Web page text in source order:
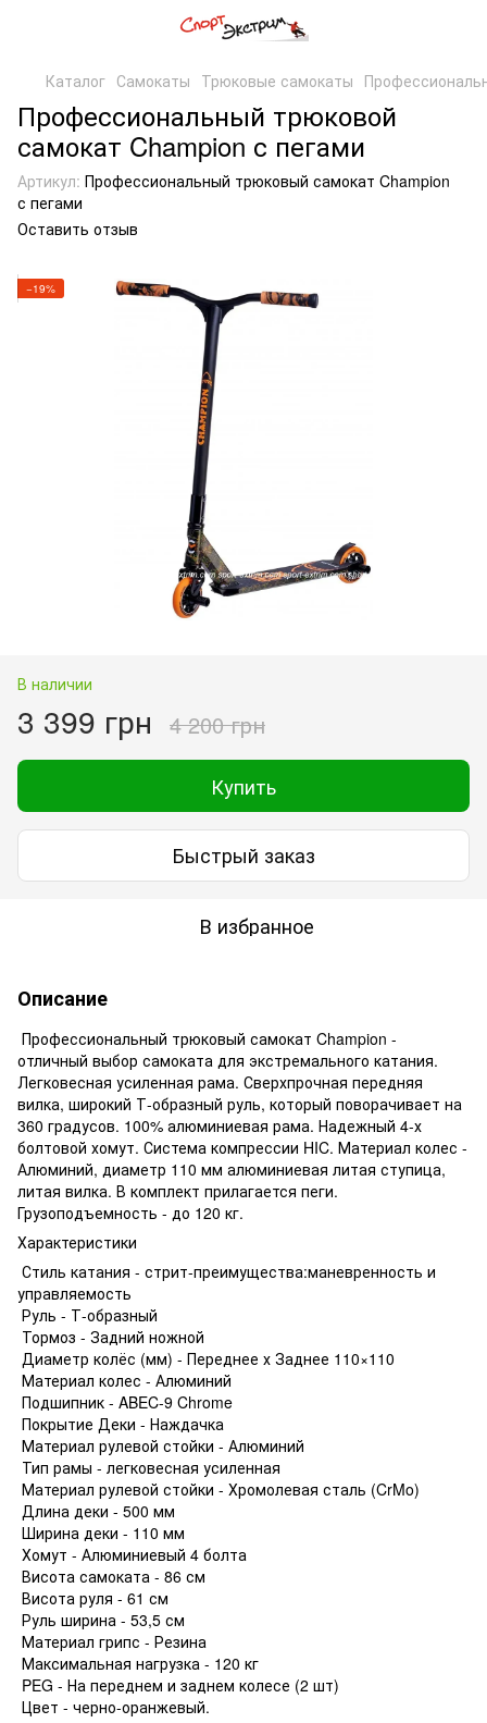
Каталог Самокаты Трюковые самокаты
Профессиональный трюковой
самокат Champion с пегами
Артикул: Профессиональный трюковый самокат Champion
с пегами
Оставить отзыв
−19%
В наличии
3 399 грн 4 200 грн
Купить
Быстрый заказ
В избранное
Описание
Профессиональный трюковый самокат Champion -
отличный выбор самоката для экстремального катания.
Легковесная усиленная рама. Сверхпрочная передняя
вилка, широкий Т-образный руль, который поворачивает на
360 градусов. 100% алюминиевая рама. Надежный 4-х
болтовой хомут. Система компрессии HIC. Материал колес -
Алюминий, диаметр 110 мм алюминиевая литая ступица,
литая вилка. В комплект прилагается пеги.
Грузоподъемность - до 120 кг.
Характеристики
Стиль катания - стрит-преимущества:маневренность и
управляемость
Руль - Т-образный
Тормоз - Задний ножной
Диаметр колёс (мм) - Переднее х Заднее 110×110
Материал колес - Алюминий
Подшипник - ABEC-9 Chrome
Покрытие Деки - Наждачка
Материал рулевой стойки - Алюминий
Тип рамы - легковесная усиленная
Материал рулевой стойки - Хромолевая сталь (CrMo)
Длина деки - 500 мм
Ширина деки - 110 мм
Хомут - Алюминиевый 4 болта
Висота самоката - 86 см
Висота руля - 61 см
Руль ширина - 53,5 см
Материал грипс - Резина
Максимальная нагрузка - 120 кг
PEG - На переднем и заднем колесе (2 шт)
Цвет - черно-оранжевый.